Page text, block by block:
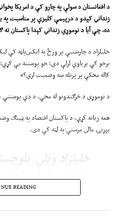
د افغانستان د سولې په چارو کې د امریکا
زنداني کېدوددرېیمېکلیزې پرمناسبت په
ده،چېآیا د نوموړي زنداني کېداپاکستانته
خلیلزاد د چارشنبې پر ورځ په ایکس‌پاڼه کې
برخو کې بریاوې لرلې دي؛ خو پوښتنه یې
کاله مخکې پر پرتله ښه وضعیت لري؟»
د نوموړي د څرګندونو له مخې، د دې
هغه زیاته کړې، د پاکستان اقتصاد په
بېړنۍ مالي مرستې په لټه کې دی.
خلیلزاد ویلي،
بغاوت پړاو ته
پاکستان تر ادارې
تاوتریخوالي سره
READING